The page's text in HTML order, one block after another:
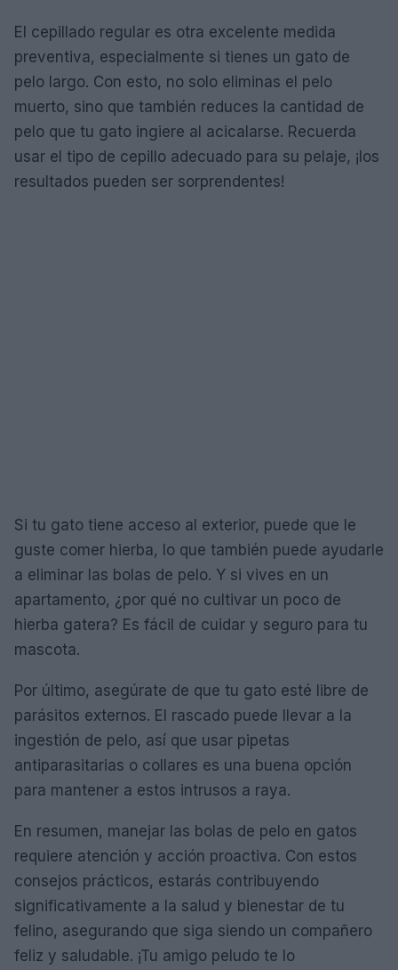
El cepillado regular es otra excelente medida
preventiva, especialmente si tienes un gato de
pelo largo. Con esto, no solo eliminas el pelo
muerto, sino que también reduces la cantidad de
pelo que tu gato ingiere al acicalarse. Recuerda
usar el tipo de cepillo adecuado para su pelaje, ¡los
resultados pueden ser sorprendentes!
Si tu gato tiene acceso al exterior, puede que le
guste comer hierba, lo que también puede ayudarle
a eliminar las bolas de pelo. Y si vives en un
apartamento, ¿por qué no cultivar un poco de
hierba gatera? Es fácil de cuidar y seguro para tu
mascota.
Por último, asegúrate de que tu gato esté libre de
parásitos externos. El rascado puede llevar a la
ingestión de pelo, así que usar pipetas
antiparasitarias o collares es una buena opción
para mantener a estos intrusos a raya.
En resumen, manejar las bolas de pelo en gatos
requiere atención y acción proactiva. Con estos
consejos prácticos, estarás contribuyendo
significativamente a la salud y bienestar de tu
felino, asegurando que siga siendo un compañero
feliz y saludable. ¡Tu amigo peludo te lo